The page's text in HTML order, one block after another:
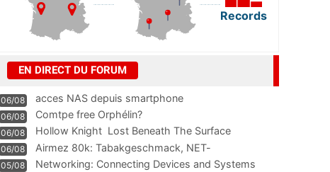
Records
EN DIRECT DU FORUM
06/08 acces NAS depuis smartphone
06/08 Comtpe free Orphélin?
06/08 Hollow Knight  Lost Beneath The Surface
06/08
Airmez 80k: Tabakgeschmack, NET-
Technologie und Leistung im
05/08 Networking: Connecting Devices and Systems